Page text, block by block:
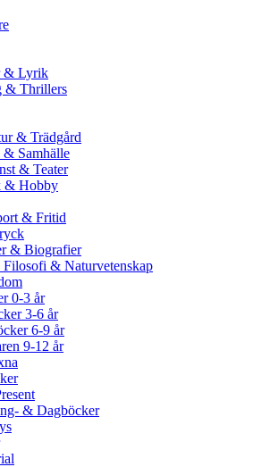
& Lyrik
& Thrillers
& Trädgård
Samhälle
& Teater
& Hobby
& Fritid
& Biografier
& Naturvetenskap
0-3 år
3-6 år
6-9 år
9-12 år
& Dagböcker